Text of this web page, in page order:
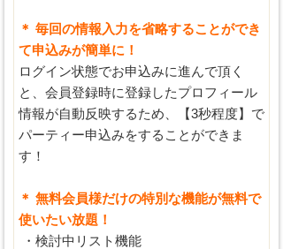
＊ 毎回の情報入力を省略することができ
て申込みが簡単に！
ログイン状態でお申込みに進んで頂く
と、会員登録時に登録したプロフィール
情報が自動反映するため、【3秒程度】で
パーティー申込みをすることができま
す！
＊ 無料会員様だけの特別な機能が無料で
使いたい放題！
・検討中リスト機能